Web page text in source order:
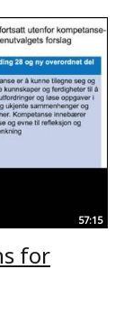
57:15
for